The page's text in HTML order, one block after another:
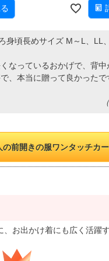
頃長めサイズ M～L、LL
なっているおかげで、背
、本当に贈って良かった
の前開きの服ワンタッチカ
お出かけ着にも広く活躍